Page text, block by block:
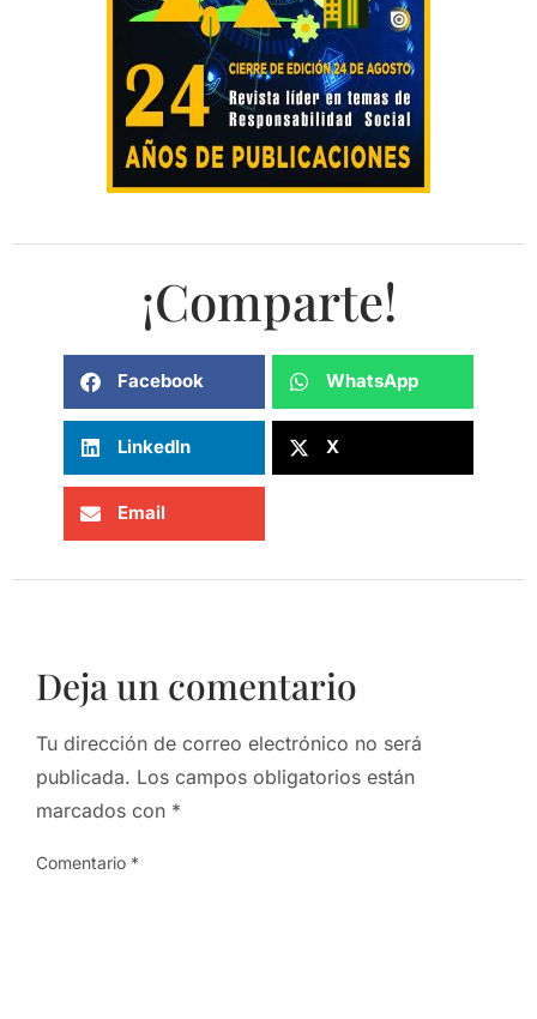
¡Comparte!
Facebook WhatsApp
LinkedIn X
Email
Deja un comentario
Tu dirección de correo electrónico no será
publicada. Los campos obligatorios están
marcados con *
Comentario *